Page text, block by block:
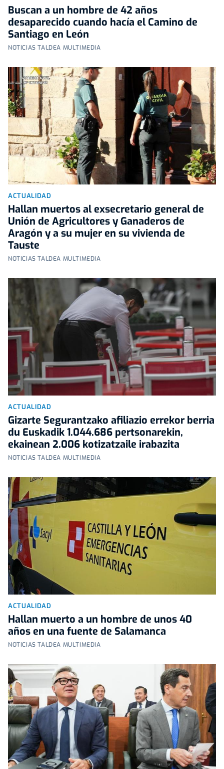
Buscan a un hombre de 42 años
desaparecido cuando hacía el Camino de
Santiago en León
NOTICIAS TALDEA MULTIMEDIA
ACTUALIDAD
Hallan muertos al exsecretario general de
Unión de Agricultores y Ganaderos de
Aragón y a su mujer en su vivienda de
Tauste
NOTICIAS TALDEA MULTIMEDIA
ACTUALIDAD
Gizarte Segurantzako afiliazio errekor berria
du Euskadik 1.044.686 pertsonarekin,
ekainean 2.006 kotizatzaile irabazita
NOTICIAS TALDEA MULTIMEDIA
ACTUALIDAD
Hallan muerto a un hombre de unos 40
años en una fuente de Salamanca
NOTICIAS TALDEA MULTIMEDIA